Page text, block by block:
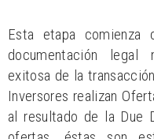
Esta etapa
documentación legal
exitosa de la
Inversores realizan
al resultado de la Due